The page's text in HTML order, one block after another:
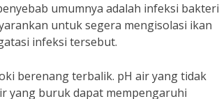
umumnya adalah infeksi bakteri
untuk segera mengisolasi ikan
infeksi tersebut.
berenang terbalik. pH air yang tidak
yang buruk dapat mempengaruhi